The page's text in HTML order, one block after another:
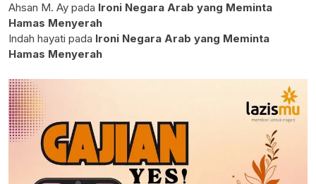
Ahsan M. Ay pada Ironi Negara Arab yang Meminta
Hamas Menyerah
Indah hayati pada Ironi Negara Arab yang Meminta
Hamas Menyerah